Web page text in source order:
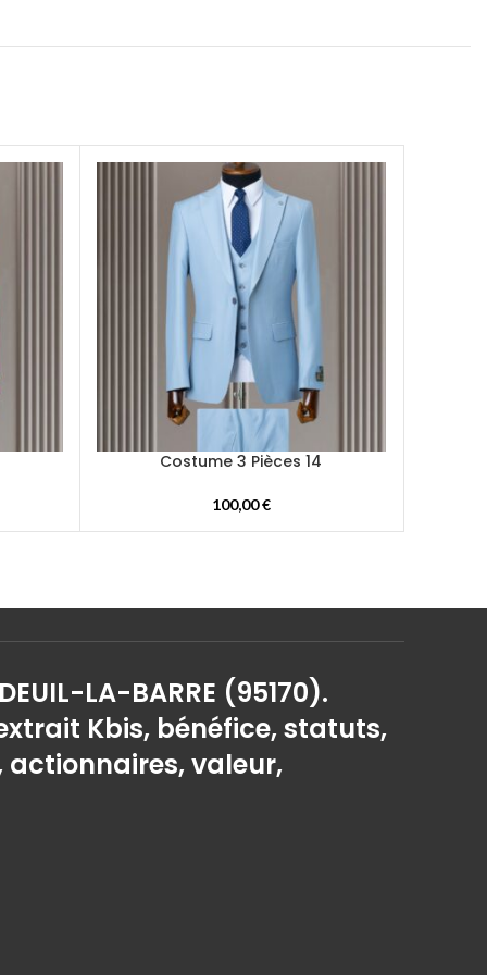
Costume 3 Pièces 14
100,00€
LA-BARRE (95170).
Kbis, bénéfice, statuts,
actionnaires, valeur,